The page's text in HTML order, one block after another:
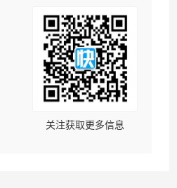
关注获取更多信息